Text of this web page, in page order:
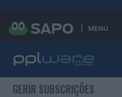
MENU
GERIR SUBSCRIÇÕES